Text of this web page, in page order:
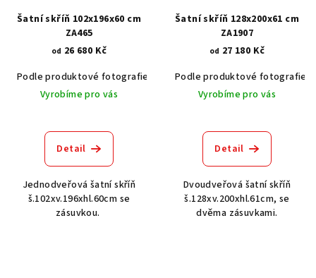
Šatní skříň 102x196x60 cm
ZA465
od 26 680 Kč
Podle produktové fotografie
Akát vintage BT1551
Dub světlý
Vyrobíme pro vás
Detail
Jednodveřová šatní skříň
š.102xv.196xhl.60cm se
zásuvkou.
Šatní skříň 128x200x61 cm
ZA1907
od 27 180 Kč
Podle produktové fotografie
Vyrobíme pro vás
Detail
Dvoudveřová šatní skříň
š.128xv.200xhl.61cm, se
dvěma zásuvkami.